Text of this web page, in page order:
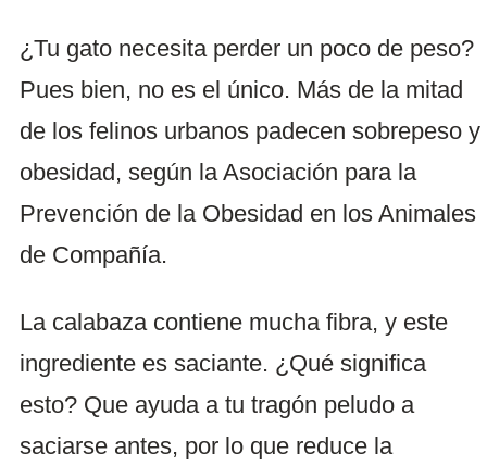
¿Tu gato necesita perder un poco de peso?
Pues bien, no es el único. Más de la mitad
de los felinos urbanos padecen sobrepeso y
obesidad, según la Asociación para la
Prevención de la Obesidad en los Animales
de Compañía.
La calabaza contiene mucha fibra, y este
ingrediente es saciante. ¿Qué significa
esto? Que ayuda a tu tragón peludo a
saciarse antes, por lo que reduce la